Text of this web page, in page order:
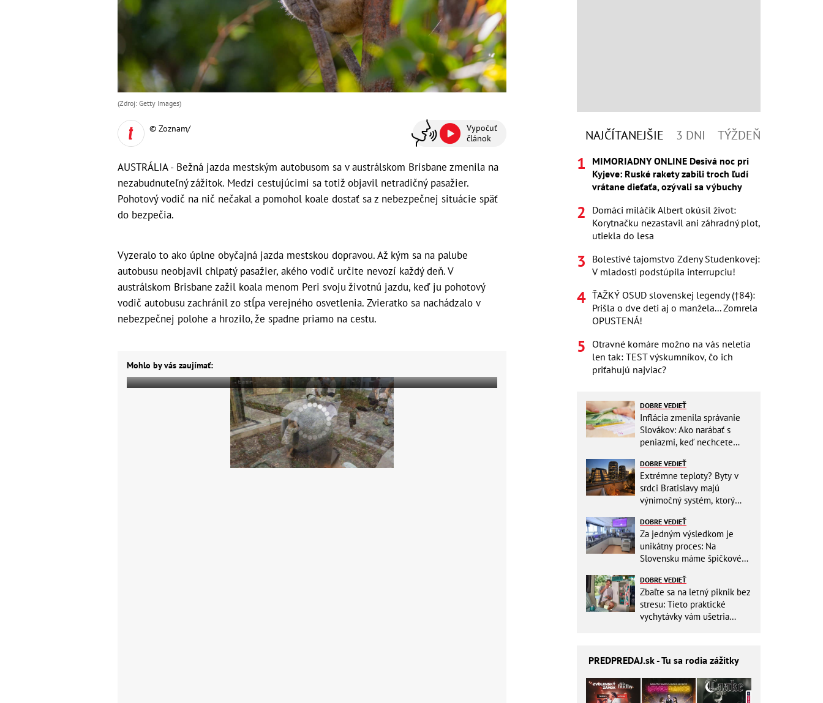
(Zdroj: Getty Images)
© Zoznam/
Vypočuť
článok
AUSTRÁLIA - Bežná jazda mestským autobusom sa v austrálskom Brisbane zmenila na
nezabudnuteľný zážitok. Medzi cestujúcimi sa totiž objavil netradičný pasažier.
Pohotový vodič na nič nečakal a pomohol koale dostať sa z nebezpečnej situácie späť
do bezpečia.
Vyzeralo to ako úplne obyčajná jazda mestskou dopravou. Až kým sa na palube
autobusu neobjavil chlpatý pasažier, akého vodič určite nevozí každý deň. V
austrálskom Brisbane zažil koala menom Peri svoju životnú jazdu, keď ju pohotový
vodič autobusu zachránil zo stĺpa verejného osvetlenia. Zvieratko sa nachádzalo v
nebezpečnej polohe a hrozilo, že spadne priamo na cestu.
Mohlo by vás zaujímať:
NAJČÍTANEJŠIE 3 DNI TÝŽDEŇ
MIMORIADNY ONLINE Desivá noc pri
Kyjeve: Ruské rakety zabili troch ľudí
vrátane dieťaťa, ozývali sa výbuchy
Domáci miláčik Albert okúsil život:
Korytnačku nezastavil ani záhradný plot,
utiekla do lesa
Bolestivé tajomstvo Zdeny Studenkovej:
V mladosti podstúpila interrupciu!
ŤAŽKÝ OSUD slovenskej legendy (†84):
Prišla o dve deti aj o manžela... Zomrela
OPUSTENÁ!
Otravné komáre možno na vás neletia
len tak: TEST výskumníkov, čo ich
priťahujú najviac?
DOBRE VEDIEŤ
Inflácia zmenila správanie
Slovákov: Ako narábať s
peniazmi, keď nechcete
DOBRE VEDIEŤ
Extrémne teploty? Byty v
srdci Bratislavy majú
výnimočný systém, ktorý
DOBRE VEDIEŤ
Za jedným výsledkom je
unikátny proces: Na
Slovensku máme špičkové
DOBRE VEDIEŤ
Zbaľte sa na letný piknik bez
stresu: Tieto praktické
vychytávky vám ušetria
PREDPREDAJ.sk - Tu sa rodia zážitky